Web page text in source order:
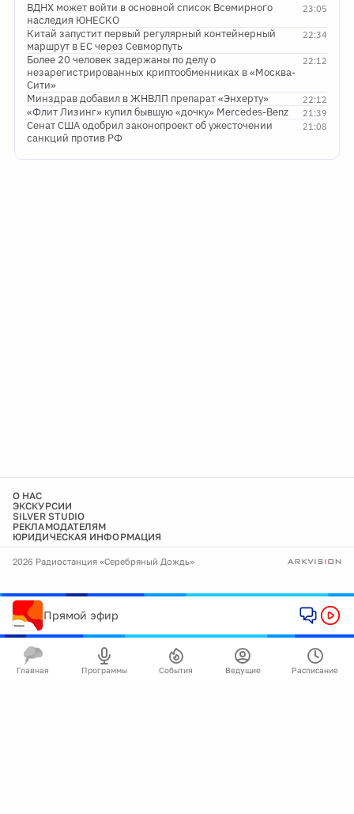
23:05
ВДНХ может войти в основной список Всемирного
наследия ЮНЕСКО
22:34
Китай запустит первый регулярный контейнерный
маршрут в ЕС через Севморпуть
22:12
Более 20 человек задержаны по делу о
незарегистрированных криптообменниках в «Москва-
Сити»
22:12
Минздрав добавил в ЖНВЛП препарат «Энхерту»
21:39
«Флит Лизинг» купил бывшую «дочку» Mercedes-Benz
21:08
Сенат США одобрил законопроект об ужесточении
санкций против РФ
О НАС
ЭКСКУРСИИ
SILVER STUDIO
РЕКЛАМОДАТЕЛЯМ
ЮРИДИЧЕСКАЯ ИНФОРМАЦИЯ
2026 Радиостанция «Серебряный Дождь»
Прямой эфир
Главная Программы События Ведущие Расписание